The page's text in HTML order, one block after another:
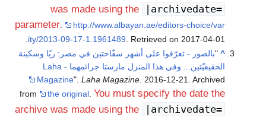
was made using the
|archivedate=
parameter.
http://www.albayan.ae/editors-choice/var
ity/2013-09-17-1.1961489. Retrieved on 2017-04-01
.
^
"بالصور - تعرّفوا على أشهر سفّاحتين في مصر: ريّا وسكينة
الحقيقيّتين... وفي هذا المنزل مارستا جرائمهما - Laha
Magazine".Laha Magazine . 2016-12-21. Archived
from
the original You must specify the date the
archive was made using the
|archivedate=